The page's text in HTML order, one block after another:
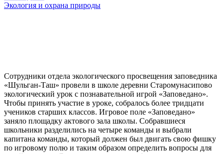
Экология и охрана природы
Сотрудники отдела экологического просвещения заповедника
«Шульган-Таш» провели в школе деревни Старомунасипово
экологический урок с познавательной игрой «Заповедано».
Чтобы принять участие в уроке, собралось более тридцати
учеников старших классов. Игровое поле «Заповедано»
заняло площадку актового зала школы. Собравшиеся
школьники разделились на четыре команды и выбрали
капитана команды, который должен был двигать свою фишку
по игровому полю и таким образом определить вопросы для